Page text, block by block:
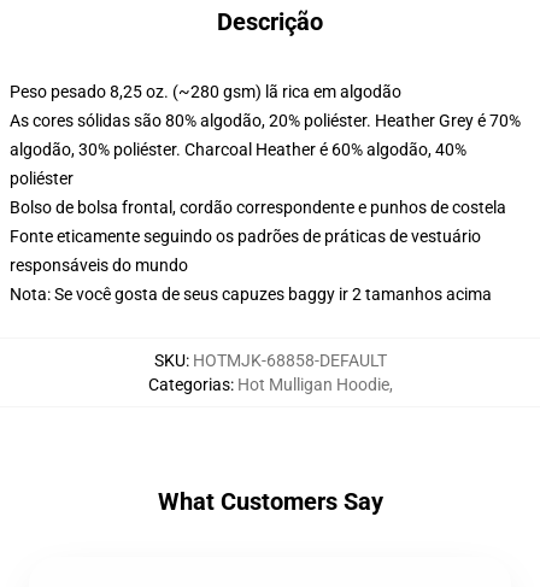
Descrição
Peso pesado 8,25 oz. (~280 gsm) lã rica em algodão
As cores sólidas são 80% algodão, 20% poliéster. Heather Grey é 70%
algodão, 30% poliéster. Charcoal Heather é 60% algodão, 40%
poliéster
Bolso de bolsa frontal, cordão correspondente e punhos de costela
Fonte eticamente seguindo os padrões de práticas de vestuário
responsáveis do mundo
Nota: Se você gosta de seus capuzes baggy ir 2 tamanhos acima
SKU: HOTMJK-68858-DEFAULT
Categorias: Hot Mulligan Hoodie,
What Customers Say